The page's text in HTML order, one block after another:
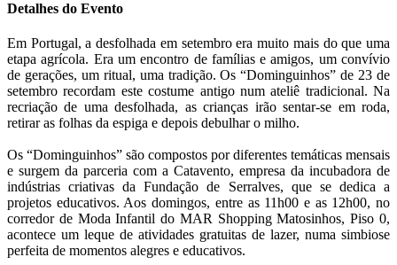
Detalhes do Evento
Em Portugal, a desfolhada em setembro era muito mais do que uma
etapa agrícola. Era um encontro de famílias e amigos, um convívio
de gerações, um ritual, uma tradição. Os “Dominguinhos” de 23 de
setembro recordam este costume antigo num ateliê tradicional. Na
recriação de uma desfolhada, as crianças irão sentar-se em roda,
retirar as folhas da espiga e depois debulhar o milho.
Os “Dominguinhos” são compostos por diferentes temáticas mensais
e surgem da parceria com a Catavento, empresa da incubadora de
indústrias criativas da Fundação de Serralves, que se dedica a
projetos educativos. Aos domingos, entre as 11h00 e as 12h00, no
corredor de Moda Infantil do MAR Shopping Matosinhos, Piso 0,
acontece um leque de atividades gratuitas de lazer, numa simbiose
perfeita de momentos alegres e educativos.